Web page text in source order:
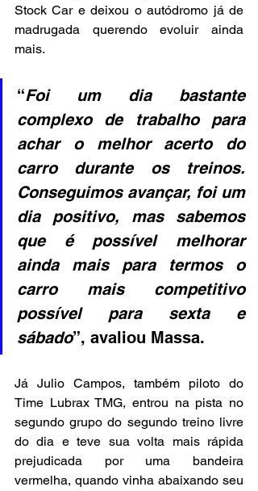
Stock Car e deixou o autódromo já de
madrugada querendo evoluir ainda
mais.
“Foi um dia bastante
complexo de trabalho para
achar o melhor acerto do
carro durante os treinos.
Conseguimos avançar, foi um
dia positivo, mas sabemos
que é possível melhorar
ainda mais para termos o
carro mais competitivo
possível para sexta e
sábado”, avaliou Massa.
Já Julio Campos, também piloto do
Time Lubrax TMG, entrou na pista no
segundo grupo do segundo treino livre
do dia e teve sua volta mais rápida
prejudicada por uma bandeira
vermelha, quando vinha abaixando seu